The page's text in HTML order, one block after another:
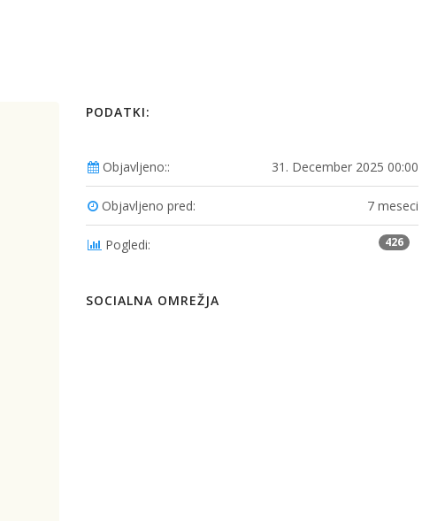
PODATKI:
Objavljeno:: 31. December 2025 00:00
Objavljeno pred: 7 meseci
Pogledi: 426
SOCIALNA OMREŽJA